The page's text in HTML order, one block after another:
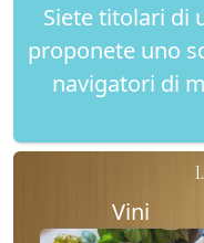
Siete titolari di
proponete uno
navigatori di
Vini